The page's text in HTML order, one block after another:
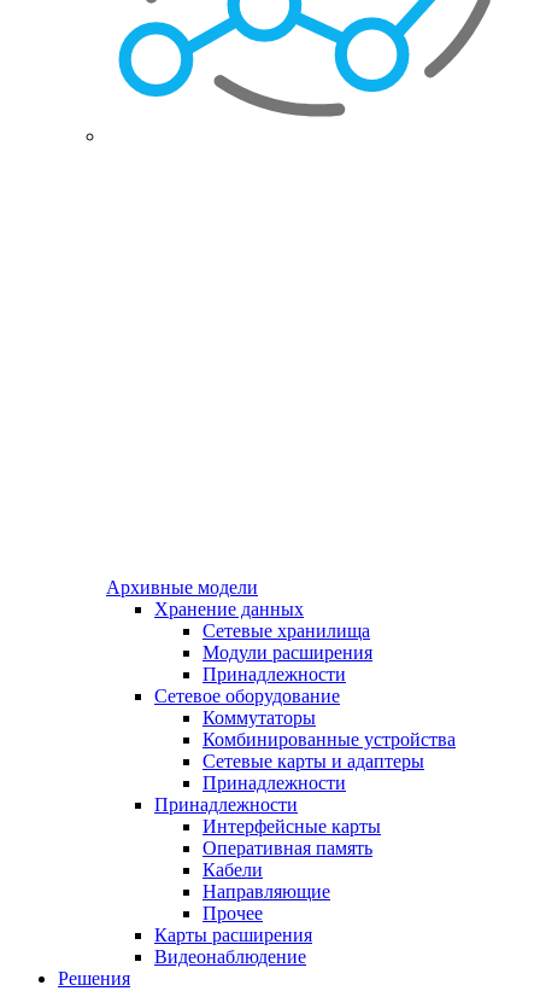
Архивные модели
Хранение данных
Сетевые хранилища
Модули расширения
Принадлежности
Сетевое оборудование
Коммутаторы
Комбинированные устройства
Сетевые карты и адаптеры
Принадлежности
Принадлежности
Интерфейсные карты
Оперативная память
Кабели
Направляющие
Прочее
Карты расширения
Видеонаблюдение
Решения